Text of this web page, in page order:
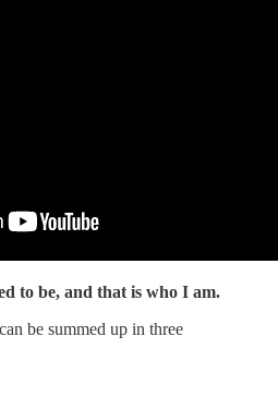
to be, and that is who I am.
be summed up in three